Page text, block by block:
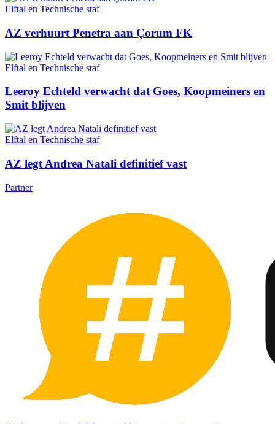
Elftal en Technische staf
AZ verhuurt Penetra aan Çorum FK
Elftal en Technische staf
Leeroy Echteld verwacht dat Goes, Koopmeiners en
Smit blijven
Elftal en Technische staf
AZ legt Andrea Natali definitief vast
Partner